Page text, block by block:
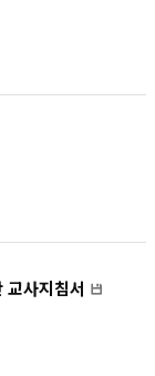
교사지침서